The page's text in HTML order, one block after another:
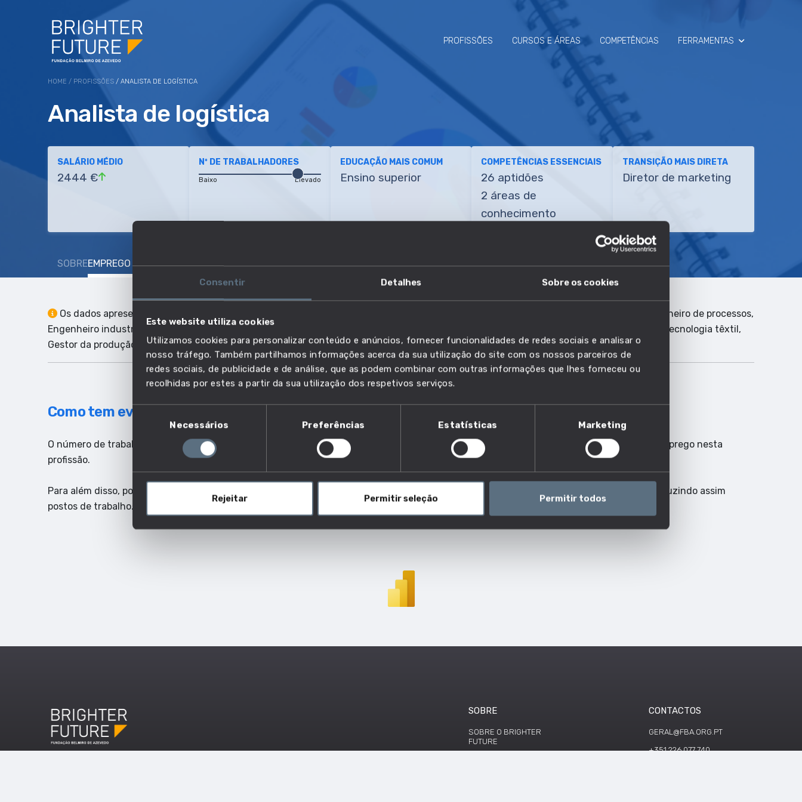
Consentir Detalhes Sobre os cookies
Este website utiliza cookies
Utilizamos cookies para personalizar conteúdo e anúncios, fornecer funcionalidades de redes sociais e analisar o
nosso tráfego. Também partilhamos informações acerca da sua utilização do site com os nossos parceiros de
redes sociais, de publicidade e de análise, que as podem combinar com outras informações que lhes forneceu ou
recolhidas por estes a partir da sua utilização dos respetivos serviços.
Seleção
consentimento
Necessários Preferências Estatísticas Marketing
Rejeitar Permitir seleção Permitir todos
PROFISSÕES CURSOS E ÁREAS COMPETÊNCIAS FERRAMENTAS
HOME / PROFISSÕES / ANALISTA DE LOGÍSTICA
Analista de logística
SALÁRIO MÉDIO
2444 €
Nº DE TRABALHADORES
Baixo Elevado
EDUCAÇÃO MAIS COMUM
Ensino superior
COMPETÊNCIAS ESSENCIAIS
26 aptidões
2 áreas de
conhecimento
TRANSIÇÃO MAIS DIRETA
Diretor de marketing
SOBREEMPREGO E SALÁRIOEDUCAÇÃO E COMPETÊNCIASTRANSIÇÕES
Os dados apresentados correspondem ao conjunto das profissões: Analista de logística, Engenheiro de manutenção e reparação, Engenheiro de processos,
Engenheiro industrial, Engenheiro técnico de desenvolvimento de embalagens de alimentos e bebidas, Engenheiro têxtil, Especialista em tecnologia têxtil,
Gestor da produção de embalagens, Planificador de produção na indústria do couro, Técnico de engenharia industrial na marroquinaria.
Como tem evoluído o emprego nesta profissão?
O número de trabalhadores indica quantas pessoas estão a exercer esta profissão e desta forma ajuda-te a acompanhar a evolução do emprego nesta
profissão.
Para além disso, poderás ainda ter uma ideia do salário, da idade e do risco de esta profissão, futuramente, passar a ser automatizada, reduzindo assim
postos de trabalho.
SOBRE
SOBRE O BRIGHTER
FUTURE
CONTACTOS
GERAL@FBA.ORG.PT
+351 226 077 740